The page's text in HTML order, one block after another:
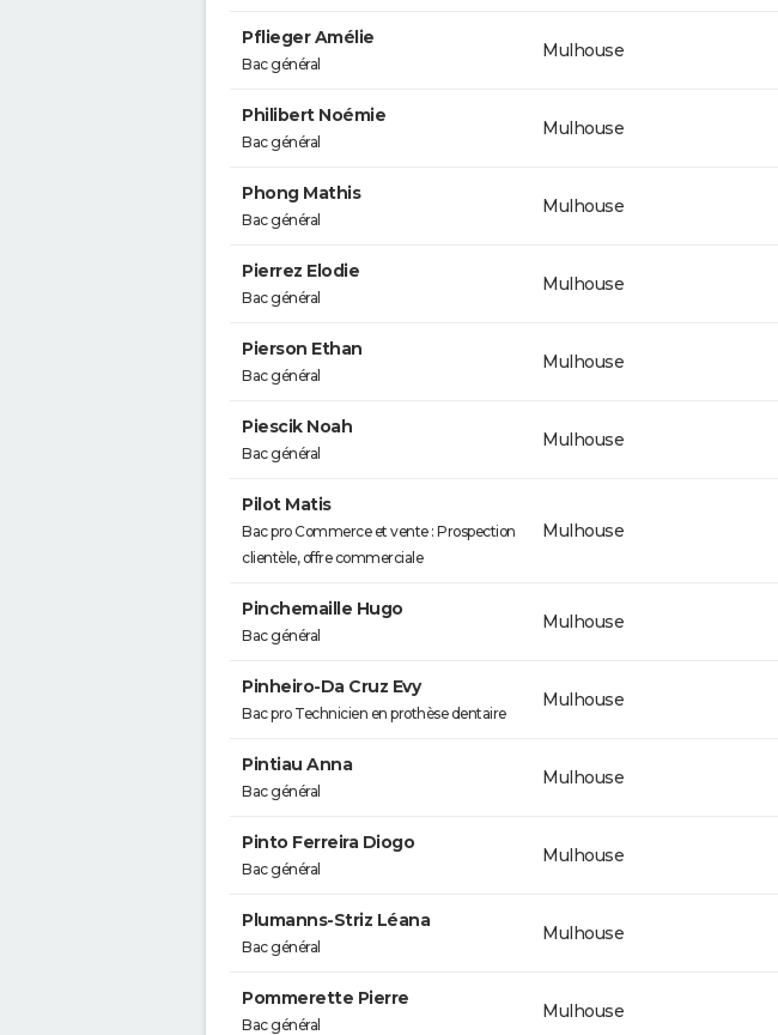
Pflieger Amélie
Bac général
Mulhouse
Philibert Noémie
Bac général
Mulhouse
Phong Mathis
Bac général
Mulhouse
Pierrez Elodie
Bac général
Mulhouse
Pierson Ethan
Bac général
Mulhouse
Piescik Noah
Bac général
Mulhouse
Pilot Matis
Bac pro Commerce et vente : Prospection
clientèle, offre commerciale
Mulhouse
Pinchemaille Hugo
Bac général
Mulhouse
Pinheiro-Da Cruz Evy
Bac pro Technicien en prothèse dentaire
Mulhouse
Pintiau Anna
Bac général
Mulhouse
Pinto Ferreira Diogo
Bac général
Mulhouse
Plumanns-Striz Léana
Bac général
Mulhouse
Pommerette Pierre
Bac général
Mulhouse